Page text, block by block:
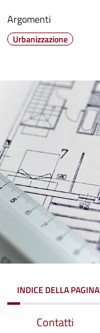
Argomenti
Urbanizzazione
INDICE DELLA PAGINA
Contatti